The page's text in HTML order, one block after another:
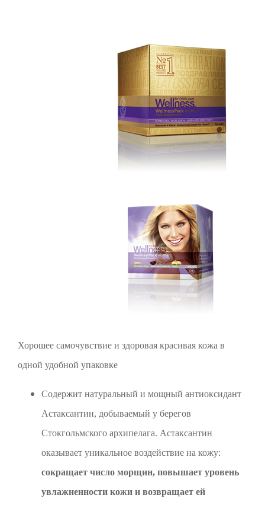
Хорошее самочувствие и здоровая красивая кожа в
одной удобной упаковке
Содержит натуральный и мощный антиоксидант
Астаксантин, добываемый у берегов
Стокгольмского архипелага. Астаксантин
оказывает уникальное воздействие на кожу:
сокращает число морщин, повышает уровень
увлажненности кожи и возвращает ей